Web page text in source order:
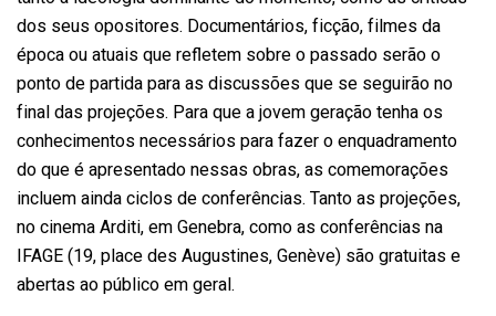
dos seus opositores. Documentários, ficção, filmes da
época ou atuais que refletem sobre o passado serão o
ponto de partida para as discussões que se seguirão no
final das projeções. Para que a jovem geração tenha os
conhecimentos necessários para fazer o enquadramento
do que é apresentado nessas obras, as comemorações
incluem ainda ciclos de conferências. Tanto as projeções,
no cinema Arditi, em Genebra, como as conferências na
IFAGE (19, place des Augustines, Genève) são gratuitas e
abertas ao público em geral.